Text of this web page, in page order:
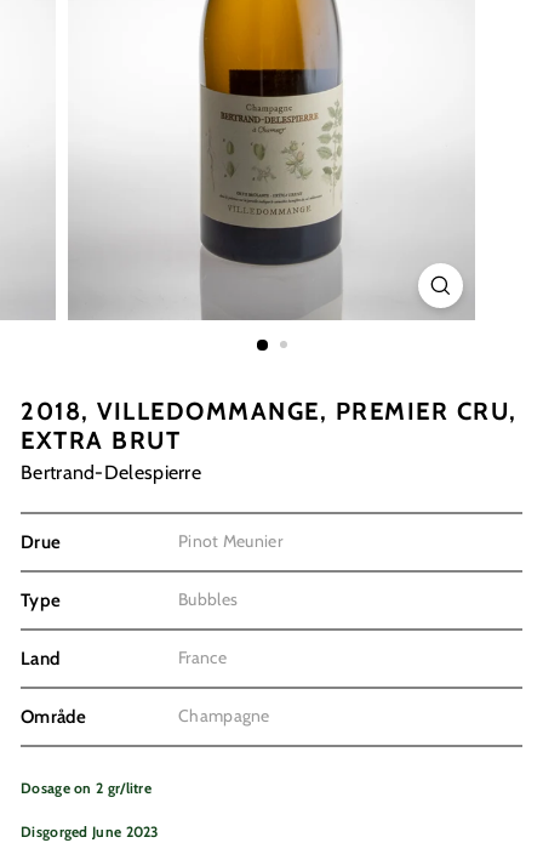
2018, VILLEDOMMANGE, PREMIER CRU,
EXTRA BRUT
Bertrand-Delespierre
Drue Pinot Meunier
Type Bubbles
Land France
Område Champagne
Dosage on 2 gr/litre
Disgorged June 2023